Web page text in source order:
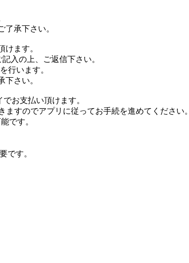
承下さい。
けます。
入の上、ご返信下さい。
行います。
さい。
お支払い頂けます。
すのでアプリに従ってお手続を進めてください。
です。
です。